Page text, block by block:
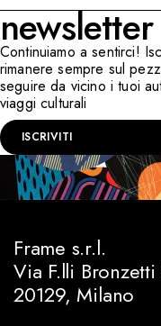
newsletter
Continuiamo a sentirci!
rimanere sempre sul
seguire da vicino i tuoi
viaggi culturali
ISCRIVITI
Frame s.r.l.
Via F.lli
20129, Milano